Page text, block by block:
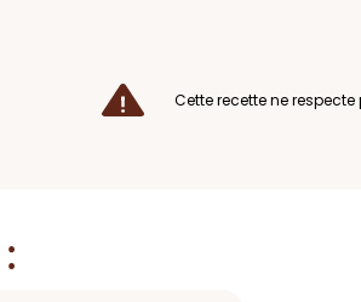
Cette recette ne
: